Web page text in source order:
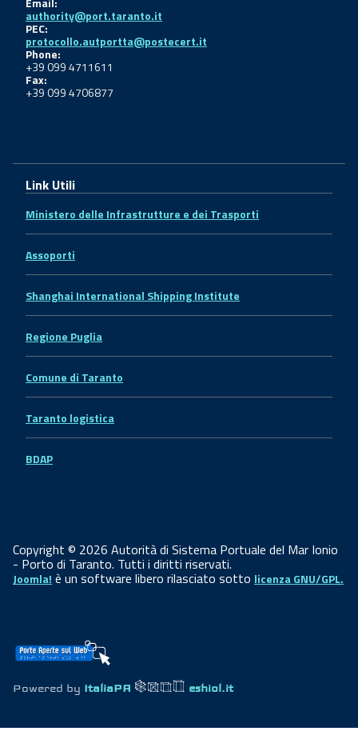
authority@port.taranto.it
PEC:
protocollo.autportta@postecert.it
Phone:
+39 099 4711611
Fax:
+39 099 4706877
Link Utili
Ministero delle Infrastrutture e dei Trasporti
Assoporti
Shanghai International Shipping Institute
Regione Puglia
Comune di Taranto
Taranto logistica
BDAP
Copyright © 2026 Autorità di Sistema Portuale del Mar Ionio
- Porto di Taranto. Tutti i diritti riservati.
Joomla! è un software libero rilasciato sotto licenza GNU/GPL.
Powered by ItaliaPA eshiol.it